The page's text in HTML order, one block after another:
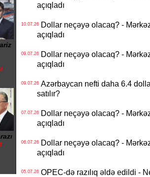
açıqladı
10.07.26Dollar neçəyə olacaq? -
açıqladı
09.07.26Dollar neçəyə olacaq? -
açıqladı
09.07.26Azərbaycan nefti daha 6.4
satılır?
07.07.26Dollar neçəyə olacaq? -
açıqladı
06.07.26Dollar neçəyə olacaq? -
açıqladı
05.07.26OPEC-də razılıq əldə edildi -